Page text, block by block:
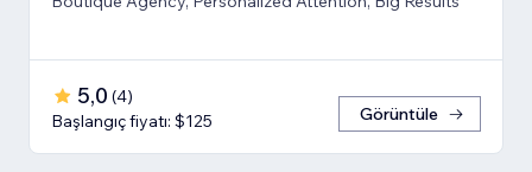
5,0 (4)
Başlangıç fiyatı: $125
Görüntüle